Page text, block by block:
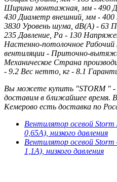
Ширина монтажная, мм - 490
430 Диаметр внешний, мм - 400
3830 Уровень шума, dB(A) - 63
235 Давление, Pa - 130
Настенно-потолочное
вентиляции - Приточно-
Механическое Страна
- 9.2 Вес нетто, кг - 8.1
Вы можете купить "STORM " -
доставим в ближайшее время.
Кемерово есть доставка по
Вентилятор осевой
0,65А), низкого давления
Вентилятор осевой
1,1А), низкого давления